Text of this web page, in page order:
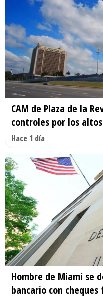
CAM de Plaza de la
controles por los
Hace 1 día
Hombre de Miami se
bancario con